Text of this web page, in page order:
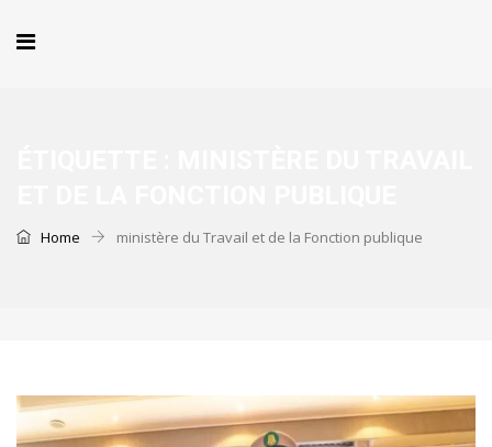
Home ministère du Travail et de la Fonction publique